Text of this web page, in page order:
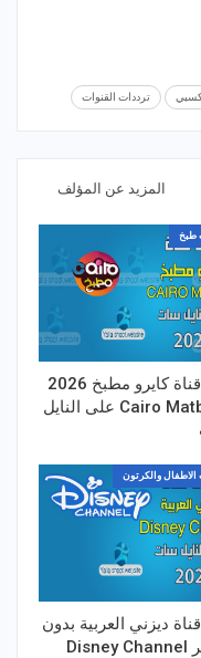
ترددات القنوات
المزيد عن المؤلف
طبخ
تردد قناة كايرو مطبخ 2026
Cairo Matbakh على النايل
الاطفال والكرتون
ديزني العربية بدون
تشفير Disney Channel